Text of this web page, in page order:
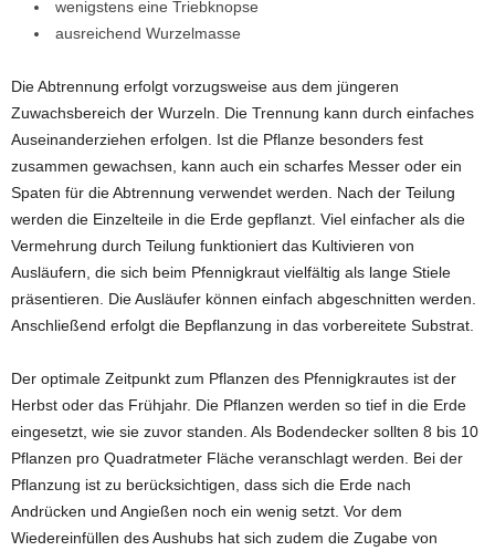
wenigstens eine Triebknopse
ausreichend Wurzelmasse
Die Abtrennung erfolgt vorzugsweise aus dem jüngeren
Zuwachsbereich der Wurzeln. Die Trennung kann durch einfaches
Auseinanderziehen erfolgen. Ist die Pflanze besonders fest
zusammen gewachsen, kann auch ein scharfes Messer oder ein
Spaten für die Abtrennung verwendet werden. Nach der Teilung
werden die Einzelteile in die Erde gepflanzt. Viel einfacher als die
Vermehrung durch Teilung funktioniert das Kultivieren von
Ausläufern, die sich beim Pfennigkraut vielfältig als lange Stiele
präsentieren. Die Ausläufer können einfach abgeschnitten werden.
Anschließend erfolgt die Bepflanzung in das vorbereitete Substrat.
Der optimale Zeitpunkt zum Pflanzen des Pfennigkrautes ist der
Herbst oder das Frühjahr. Die Pflanzen werden so tief in die Erde
eingesetzt, wie sie zuvor standen. Als Bodendecker sollten 8 bis 10
Pflanzen pro Quadratmeter Fläche veranschlagt werden. Bei der
Pflanzung ist zu berücksichtigen, dass sich die Erde nach
Andrücken und Angießen noch ein wenig setzt. Vor dem
Wiedereinfüllen des Aushubs hat sich zudem die Zugabe von